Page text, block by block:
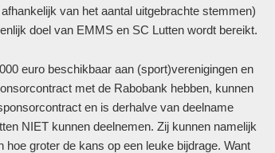
van het aantal uitgebrachte stemmen)
doel van EMMS en SC Lutten wordt bereikt.
euro beschikbaar aan (sport)verenigingen en
met de Rabobank hebben, kunnen
en is derhalve van deelname
NIET kunnen deelnemen. Zij kunnen namelijk
groter de kans op een leuke bijdrage. Want